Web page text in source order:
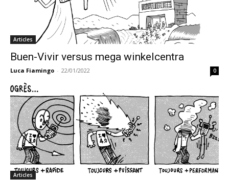
Articles
Buen-Vivir versus mega winkelcentra
Luca Fiamingo - 22/01/2022 0
Articles